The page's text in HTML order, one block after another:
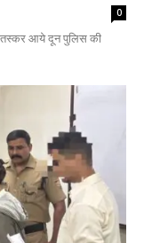
0
तस्कर आये दून पुलिस की